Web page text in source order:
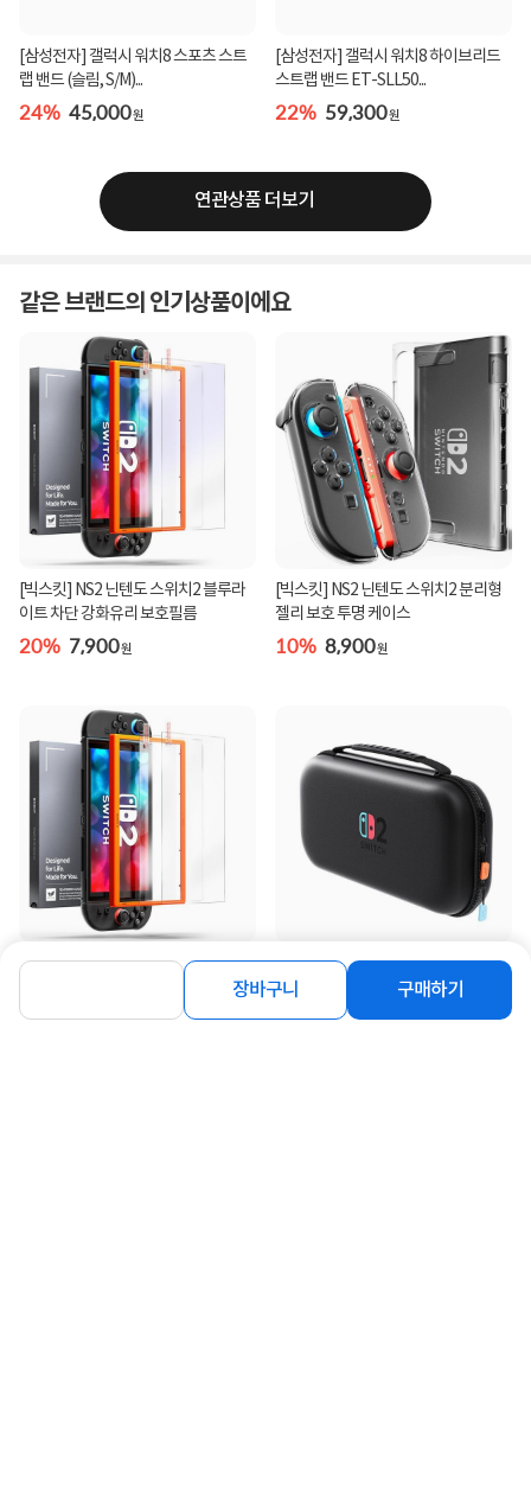
장바구니 구매하기
[삼성전자] 갤럭시 워치8 스포츠 스트
랩 밴드 (슬림, S/M)...
24% 45,000원
[삼성전자] 갤럭시 워치8 하이브리드
스트랩 밴드 ET-SLL50...
22% 59,300원
연관상품 더보기
같은 브랜드의 인기상품이에요
[빅스킷] NS2 닌텐도 스위치2 블루라
이트 차단 강화유리 보호필름
20% 7,900원
[빅스킷] NS2 닌텐도 스위치2 분리형
젤리 보호 투명 케이스
10% 8,900원
[빅스킷] NS2 닌텐도 스위치2 강화유
20% 7,900원
[빅스킷] NS2 닌텐도 스위치2 올인원
수납 케이스 파우치
33% 12,500원